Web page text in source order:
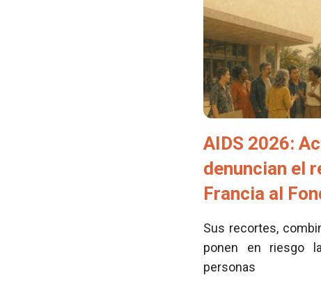
AIDS 2026:
denuncian el
Francia al
Sus recortes,
ponen en riesgo
personas